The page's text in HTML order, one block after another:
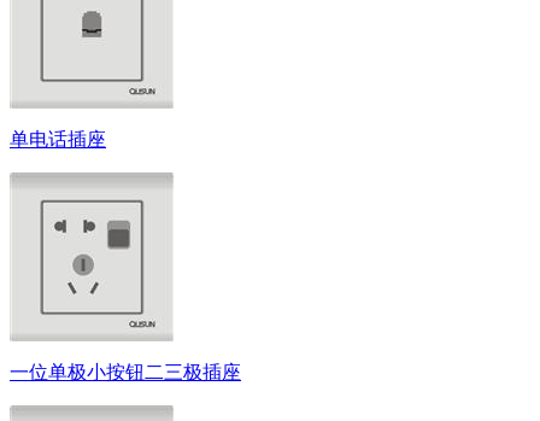
单电话插座
一位单极小按钮二三极插座